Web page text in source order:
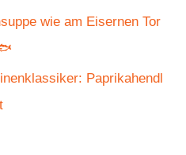
wie am Eisernen Tor
Paprikahendl